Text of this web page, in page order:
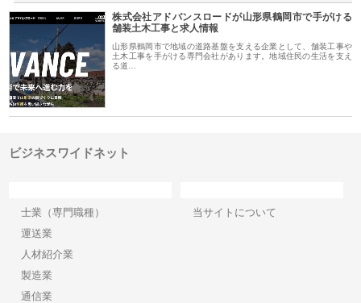
株式会社アドバンスロードが山形県鶴岡市で手がける
舗装土木工事と求人情報
山形県鶴岡市で地域の道路基盤を支える企業として、舗装工事や
土木工事を手がける専門会社があります。地域住民の生活を支え
る道…
ビジネスワイドネット
士業（専門職種）
運送業
人材紹介業
製造業
通信業
当サイトについて